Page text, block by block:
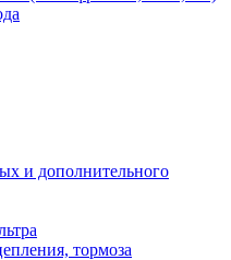
и дополнительного
тормоза